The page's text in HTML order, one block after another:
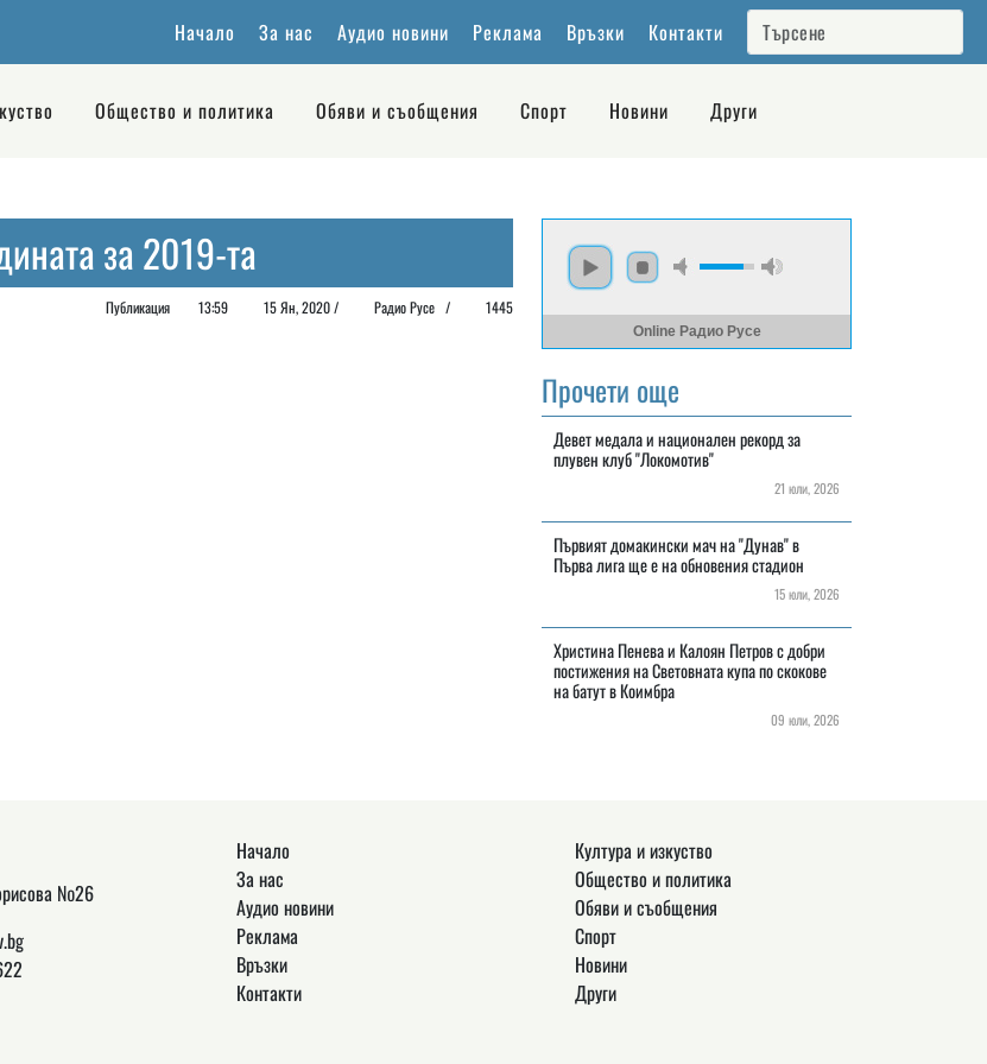
Начало За нас Аудио новини Реклама Връзки Контакти
Общество и политика Обяви и съобщения Спорт Новини Други
за 2019-та
Публикация 13:59 15 Ян, 2020 / Радио Русе / 1445
Online Радио Русе
Прочети още
Девет медала и национален рекорд за
плувен клуб "Локомотив"
21 юли, 2026
Първият домакински мач на "Дунав" в
Първа лига ще е на обновения стадион
15 юли, 2026
Христина Пенева и Калоян Петров с добри
постижения на Световната купа по скокове
на батут в Коимбра
09 юли, 2026
№26
Начало
За нас
Аудио новини
Реклама
Връзки
Контакти
Култура и изкуство
Общество и политика
Обяви и съобщения
Спорт
Новини
Други